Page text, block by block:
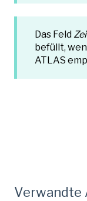
Das Feld
befüllt,
ATLAS
Verwandte